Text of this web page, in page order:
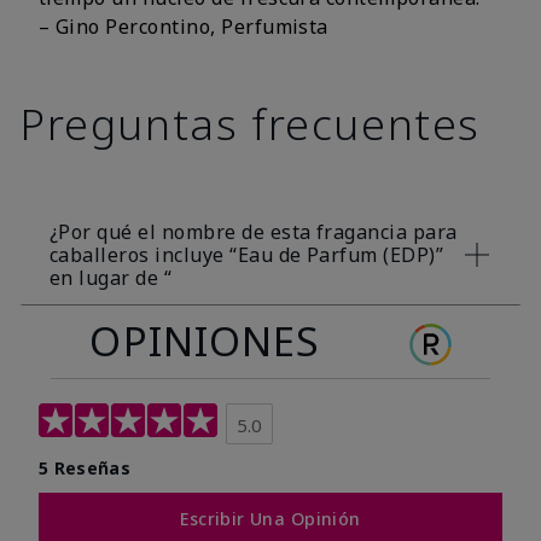
– Gino Percontino, Perfumista
Preguntas frecuentes
¿Por qué el nombre de esta fragancia para
caballeros incluye “Eau de Parfum (EDP)”
en lugar de “
En la industria de la perfumería, la colonia es el
nombre de una categoría para fragancias
masculinas, de la misma manera que perfume
lo es para las fragancias femeninas. Estos
términos normalmente no forman parte del
nombre de una fragancia. Los estándares
globales de ventas clasifican las fragancias en
base a su concentración de compuestos
OPINIONES
5.0
5 Reseñas
Escribir Una Opinión